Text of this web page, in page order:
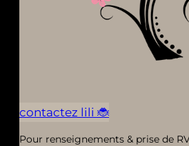
contactez lili 🐞
Pour renseignements & prise de